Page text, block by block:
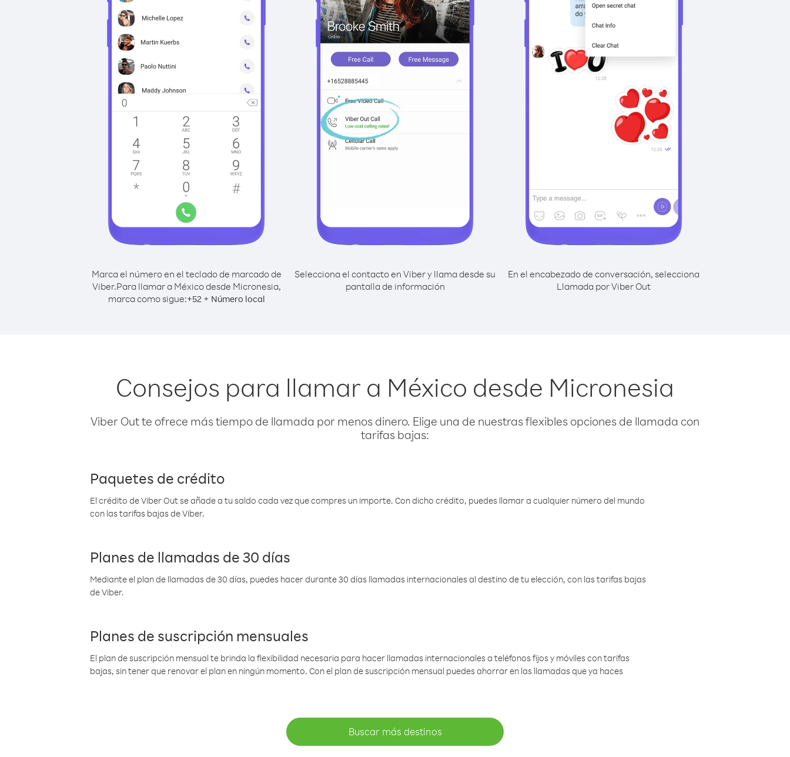
Marca el número en el teclado de marcado de
Viber.Para llamar a México desde Micronesia,
marca como sigue:+52+ Número local
Selecciona el contacto en Viber y llama desde su
pantalla de información
En el encabezado de conversación, selecciona
Llamada por Viber Out
Consejos para llamar a México desde Micronesia
Viber Out te ofrece más tiempo de llamada por menos dinero. Elige una de nuestras flexibles opciones de llamada con
tarifas bajas:
Paquetes de crédito
El crédito de Viber Out se añade a tu saldo cada vez que compres un importe. Con dicho crédito, puedes llamar a cualquier número del mundo
con las tarifas bajas de Viber.
Planes de llamadas de 30 días
Mediante el plan de llamadas de 30 días, puedes hacer durante 30 días llamadas internacionales al destino de tu elección, con las tarifas bajas
de Viber.
Planes de suscripción mensuales
El plan de suscripción mensual te brinda la flexibilidad necesaria para hacer llamadas internacionales a teléfonos fijos y móviles con tarifas
bajas, sin tener que renovar el plan en ningún momento. Con el plan de suscripción mensual puedes ahorrar en las llamadas que ya haces
Buscar más destinos